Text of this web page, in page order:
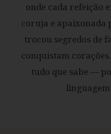
onde cada refeição
coruja e apaixonada
trocou segredos de
conquistam
tudo que sabe —